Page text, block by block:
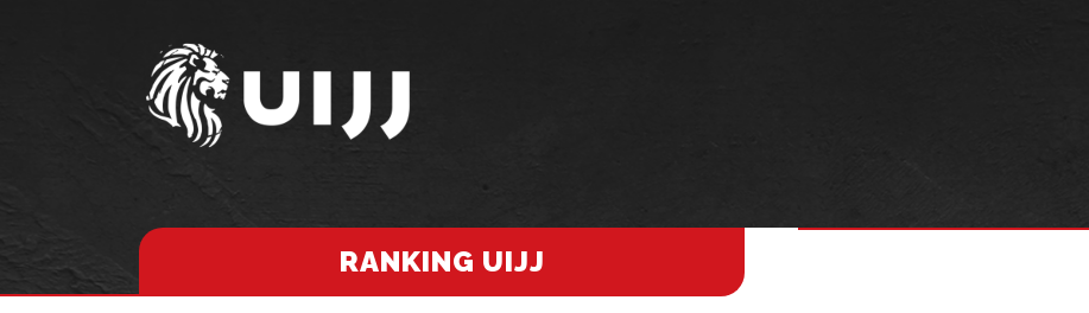
RANKING UIJJ